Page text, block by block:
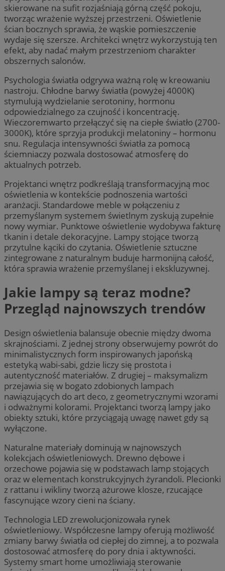
skierowane na sufit rozjaśniają górną część pokoju,
tworząc wrażenie wyższej przestrzeni. Oświetlenie
ścian bocznych sprawia, że wąskie pomieszczenie
wydaje się szersze. Architekci wnętrz wykorzystują ten
efekt, aby nadać małym przestrzeniom charakter
obszernych salonów.
Psychologia światła odgrywa ważną rolę w kreowaniu
nastroju. Chłodne barwy światła (powyżej 4000K)
stymulują wydzielanie serotoniny, hormonu
odpowiedzialnego za czujność i koncentrację.
Wieczoremwarto przełączyć się na ciepłe światło (2700-
3000K), które sprzyja produkcji melatoniny – hormonu
snu. Regulacja intensywności światła za pomocą
ściemniaczy pozwala dostosować atmosferę do
aktualnych potrzeb.
Projektanci wnętrz podkreślają transformacyjną moc
oświetlenia w kontekście podnoszenia wartości
aranżacji. Standardowe meble w połączeniu z
przemyślanym systemem świetlnym zyskują zupełnie
nowy wymiar. Punktowe oświetlenie wydobywa fakturę
tkanin i detale dekoracyjne. Lampy stojące tworzą
przytulne kąciki do czytania. Oświetlenie sztuczne
zintegrowane z naturalnym buduje harmonijną całość,
która sprawia wrażenie przemyślanej i ekskluzywnej.
Jakie lampy są teraz modne?
Przegląd najnowszych trendów
Design oświetlenia balansuje obecnie między dwoma
skrajnościami. Z jednej strony obserwujemy powrót do
minimalistycznych form inspirowanych japońską
estetyką wabi-sabi, gdzie liczy się prostota i
autentyczność materiałów. Z drugiej – maksymalizm
przejawia się w bogato zdobionych lampach
nawiązujących do art deco, z geometrycznymi wzorami
i odważnymi kolorami. Projektanci tworzą lampy jako
obiekty sztuki, które przyciągają uwagę nawet gdy są
wyłączone.
Naturalne materiały dominują w najnowszych
kolekcjach oświetleniowych. Drewno dębowe i
orzechowe pojawia się w podstawach lamp stojących
oraz w elementach konstrukcyjnych żyrandoli. Plecionki
z rattanu i wikliny tworzą ażurowe klosze, rzucające
fascynujące wzory cieni na ściany.
Technologia LED zrewolucjonizowała rynek
oświetleniowy. Współczesne lampy oferują możliwość
zmiany barwy światła od ciepłej do zimnej, a to pozwala
dostosować atmosferę do pory dnia i aktywności.
Systemy smart home umożliwiają sterowanie